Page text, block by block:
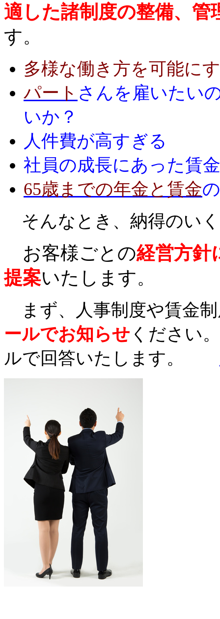
適した諸制度の整備、管
す。
多様な働き方を可能に
パート さんを雇いたい
いか？
人件費が高すぎる
社員の成長にあった賃
65歳までの年金と賃金
そんなとき、納得のい
お客様ごとの経営方針
提案いたします。
まず、人事制度や賃金
ールでお知らせ ください
ルで回答いたします。